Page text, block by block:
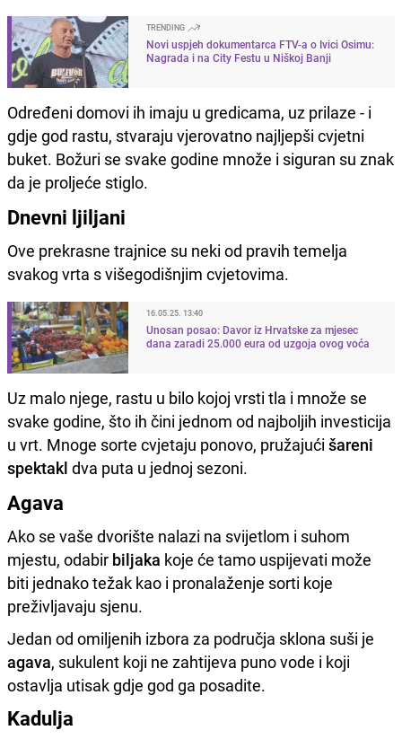
TRENDING
Novi uspjeh dokumentarca FTV-a o Ivici Osimu:
Nagrada i na City Festu u Niškoj Banji
Određeni domovi ih imaju u gredicama, uz prilaze - i
gdje god rastu, stvaraju vjerovatno najljepši cvjetni
buket. Božuri se svake godine množe i siguran su znak
da je proljeće stiglo.
Dnevni ljiljani
Ove prekrasne trajnice su neki od pravih temelja
svakog vrta s višegodišnjim cvjetovima.
16.05.25. 13:40
Unosan posao: Davor iz Hrvatske za mjesec
dana zaradi 25.000 eura od uzgoja ovog voća
Uz malo njege, rastu u bilo kojoj vrsti tla i množe se
svake godine, što ih čini jednom od najboljih investicija
u vrt. Mnoge sorte cvjetaju ponovo, pružajući šareni
spektakl dva puta u jednoj sezoni.
Agava
Ako se vaše dvorište nalazi na svijetlom i suhom
mjestu, odabir biljaka koje će tamo uspijevati može
biti jednako težak kao i pronalaženje sorti koje
preživljavaju sjenu.
Jedan od omiljenih izbora za područja sklona suši je
agava, sukulent koji ne zahtijeva puno vode i koji
ostavlja utisak gdje god ga posadite.
Kadulja